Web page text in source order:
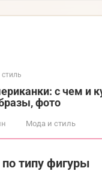
с чем и
фото
Мода и стиль
типу фигуры